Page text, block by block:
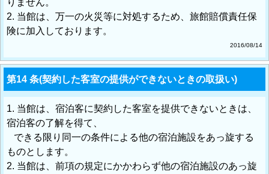
2. 当館は、万一の火災等に対処するため、旅館賠償責任保
険に加入しております。
2016/08/14
第14 条(契約した客室の提供ができないときの取扱い)
1. 当館は、宿泊客に契約した客室を提供できないときは、
宿泊客の了解を得て、
できる限り同一の条件による他の宿泊施設をあっ旋する
ものとします。
2. 当館は、前項の規定にかかわらず他の宿泊施設のあっ旋